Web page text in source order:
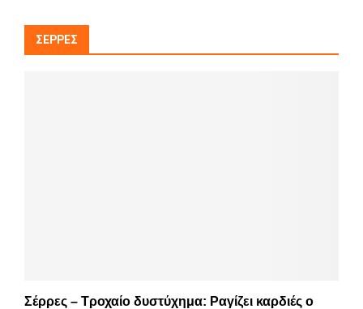
ΣΈΡΡΕΣ
Σέρρες – Τροχαίο δυστύχημα: Ραγίζει καρδιές ο